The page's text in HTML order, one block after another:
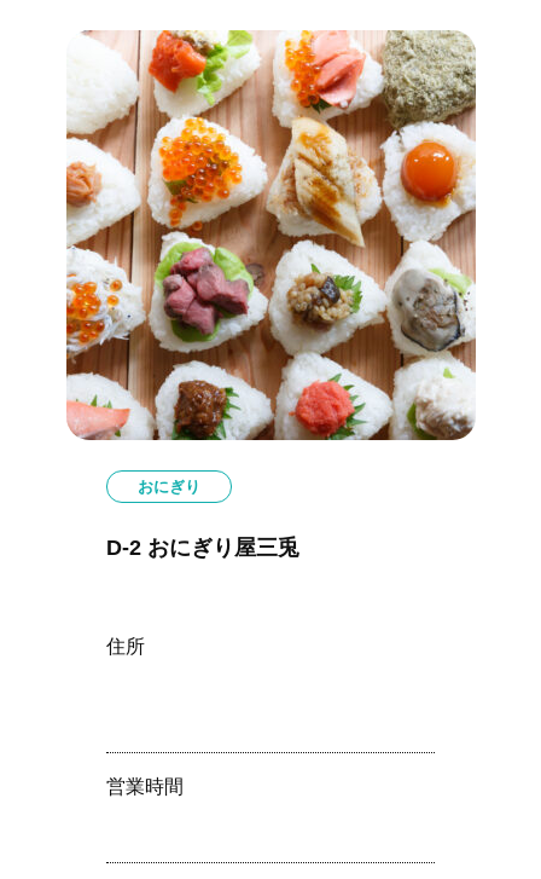
おにぎり
D-2 おにぎり屋三兎
住所
営業時間